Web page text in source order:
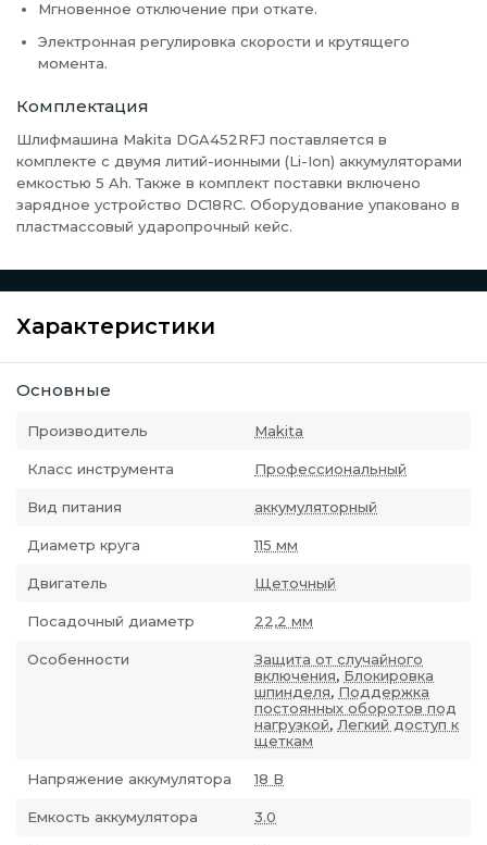
Мгновенное отключение при откате.
Электронная регулировка скорости и крутящего
момента.
Комплектация
Шлифмашина Makita DGA452RFJ поставляется в
комплекте с двумя литий-ионными (Li-Ion) аккумуляторами
емкостью 5 Ah. Также в комплект поставки включено
зарядное устройство DC18RC. Оборудование упаковано в
пластмассовый ударопрочный кейс.
Характеристики
Основные
Производитель Makita
Класс инструмента Профессиональный
Вид питания аккумуляторный
Диаметр круга 115 мм
Двигатель Щеточный
Посадочный диаметр 22,2 мм
Особенности
Защита от случайного
включения, Блокировка
шпинделя, Поддержка
постоянных оборотов под
нагрузкой, Легкий доступ к
щеткам
Напряжение аккумулятора 18 В
Емкость аккумулятора 3.0